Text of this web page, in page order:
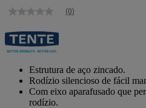
Sem
de
classificação
Link
mesma
página.
(0)
Estrutura de aço zincado.
Rodízio silencioso de fácil
Com eixo aparafusado que
rodízio.